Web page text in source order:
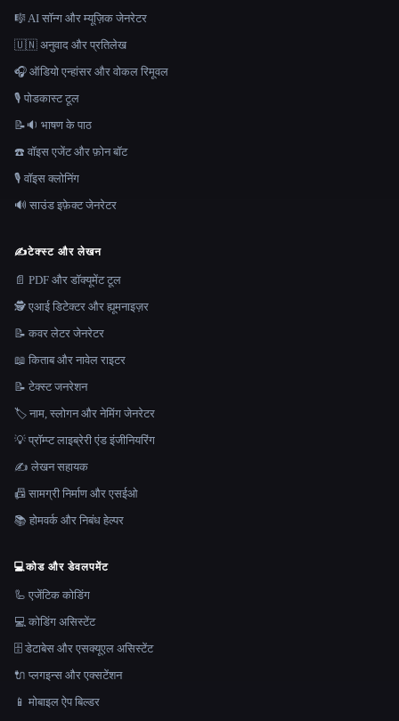
🎼 AI सॉन्ग और म्यूज़िक जेनरेटर
🇺🇳 अनुवाद और प्रतिलेख
🎧 ऑडियो एन्हांसर और वोकल रिमूवल
🎙️ पोडकास्ट टूल
📝🔉 भाषण के पाठ
☎️ वॉइस एजेंट और फ़ोन बॉट
🎙️ वॉइस क्लोनिंग
🔊 साउंड इफ़ेक्ट जेनरेटर
✍️टेक्स्ट और लेखन
📄 PDF और डॉक्यूमेंट टूल
🕵️ एआई डिटेक्टर और ह्यूमनाइज़र
📝 कवर लेटर जेनरेटर
📖 किताब और नावेल राइटर
📝 टेक्स्ट जनरेशन
🏷️ नाम, स्लोगन और नेमिंग जेनरेटर
💡 प्रॉम्प्ट लाइब्रेरी एंड इंजीनियरिंग
✍️ लेखन सहायक
📠 सामग्री निर्माण और एसईओ
📚 होमवर्क और निबंध हेल्पर
💻कोड और डेवलपमेंट
🦾 एजेंटिक कोडिंग
💻 कोडिंग असिस्टेंट
🗄️ डेटाबेस और एसक्यूएल असिस्टेंट
🔌 प्लगइन्स और एक्सटेंशन
📱 मोबाइल ऐप बिल्डर